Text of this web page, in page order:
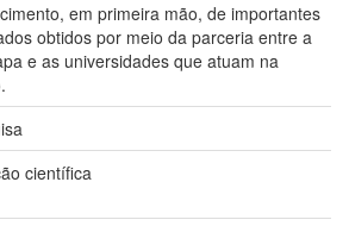
em primeira mão, de importantes
obtidos por meio da parceria entre a
e as universidades que atuam na
científica